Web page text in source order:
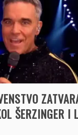
ŠERZINGER I